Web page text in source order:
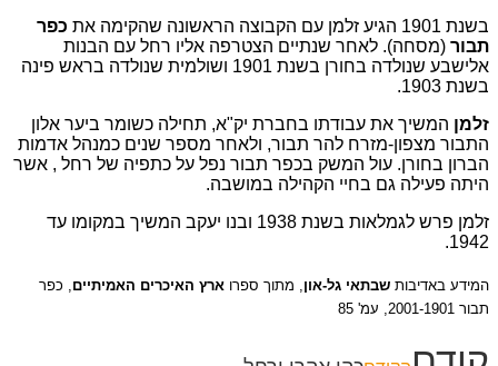
בשנת 1901 הגיע זלמן עם הקבוצה הראשונה שהקימה את
כפר
תבור (מסחה). לאחר שנתיים הצטרפה אליו רחל עם הבנות
אלישבע שנולדה בחורן בשנת 1901 ושולמית שנולדה בראש פינה
בשנת 1903.
זלמן המשיך את עבודתו בחברת יק"א, תחילה כשומר ביער אלון
התבור מצפון-מזרח להר תבור, ולאחר מספר שנים כמנהל אדמות
הברון בחורן. עול המשק בכפר תבור נפל על כתפיה של רחל , אשר
היתה פעילה גם בחיי הקהילה במושבה.
זלמן פרש לגמלאות בשנת 1938 ובנו יעקב המשיך במקומו עד
1942.
המידע באדיבות שבתאי גל-און, מתוך ספרו ארץ האיכרים האמיתיים, כפר
תבור 2001-1901, עמ' 85